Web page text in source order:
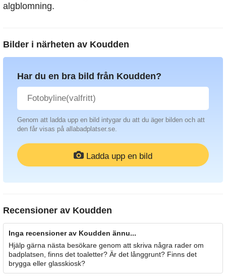
algblomning.
Bilder i närheten av Koudden
Har du en bra bild från Koudden?
Genom att ladda upp en bild intygar du att du äger bilden och att
den får visas på allabadplatser.se.
Ladda upp en bild
Recensioner av Koudden
Inga recensioner av Koudden ännu...
Hjälp gärna nästa besökare genom att skriva några rader om
badplatsen, finns det toaletter? Är det långgrunt? Finns det
brygga eller glasskiosk?